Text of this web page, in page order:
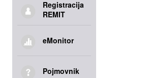
Registracija
REMIT
eMonitor
Pojmovnik